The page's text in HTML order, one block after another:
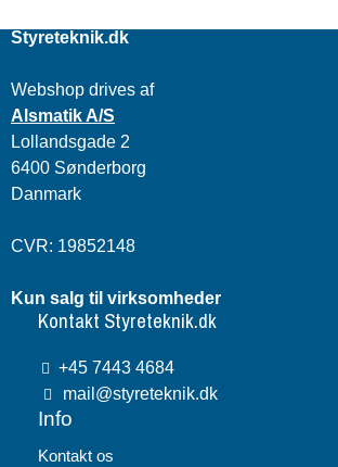
Styreteknik.dk
Webshop drives af
Alsmatik A/S
Lollandsgade 2
6400 Sønderborg
Danmark
CVR: 19852148
Kun salg til virksomheder
Kontakt Styreteknik.dk
+45 7443 4684
mail@styreteknik.dk
Info
Kontakt os